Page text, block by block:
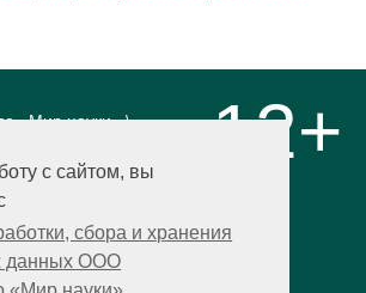
с сайтом, вы
сбора и хранения
данных ООО
«Мир науки» \
на сайте,
о защите авторских
материалов
без
с
права на
12+